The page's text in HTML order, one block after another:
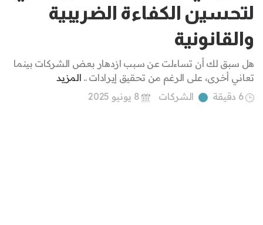
لتحسين الكفاءة الضريبية
والقانونية
هل سبق لك أن تساءلت عن سبب ازدهار بعض الشركات بينما
تعاني أخرى، على الرغم من تحقيق إيرادات .. المزيد
6 دقيقة
الشركات 8 يونيو 2025